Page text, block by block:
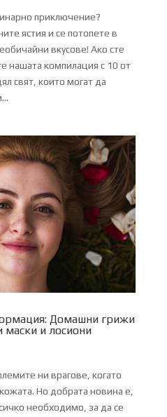
приключение?
ястия и се потопете в
вкусове! Ако сте
нашата компилация с 10 от
свят, които могат да
Домашни грижи
маски и лосиони
ни врагове, когато
Но добрата новина е,
необходимо, за да се